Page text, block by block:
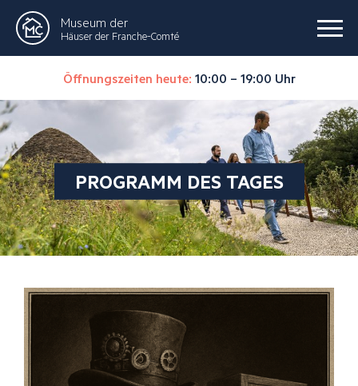
Museum der
Häuser der Franche-Comté
Öffnungszeiten heute: 10:00 – 19:00 Uhr
PROGRAMM DES TAGES